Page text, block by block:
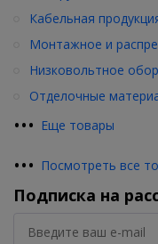
••• Еще товары
Кабельная
Монтажное и
Низковольтное
Отделочные
••• Посмотреть все
Подписка на